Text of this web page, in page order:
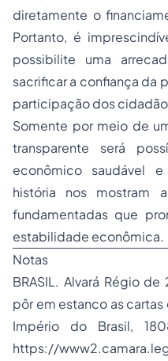
diretamente o
Portanto, é
possibilite uma
sacrificar a confiança da
participação dos
Somente por meio de
transparente será
econômico saudável
história nos mostram
fundamentadas que
estabilidade econômica.
Notas
BRASIL. Alvará Régio
pôr em estanco as
Império do Brasil,
https://